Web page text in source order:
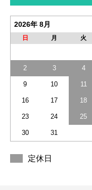
2026年 8月
日 月 火
2 3 4
9 10 11
16 17 18
23 24 25
30 31
定休日